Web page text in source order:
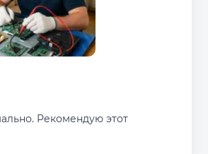
Рекомендую этот